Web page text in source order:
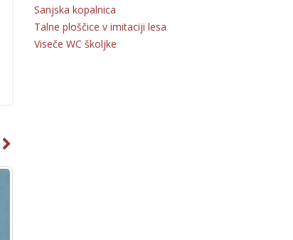
Sanjska kopalnica
Talne ploščice v imitaciji lesa
Viseče WC školjke